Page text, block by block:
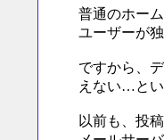
普通のホー
ユーザーが
ですから、
えない…とい
以前も、投